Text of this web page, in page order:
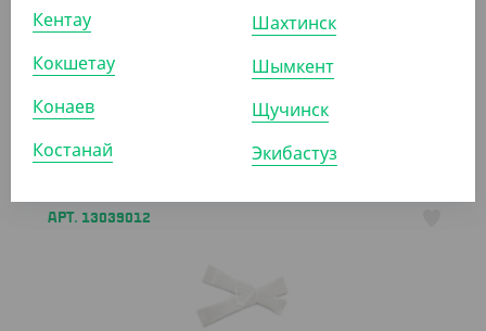
10 000
Соль 1 г, пакетированный, 5000 шт/уп, Yan`s
АРТ. 13039012
Кентау
Кокшетау
Конаев
Костанай
Шахтинск
Шымкент
Щучинск
Экибастуз